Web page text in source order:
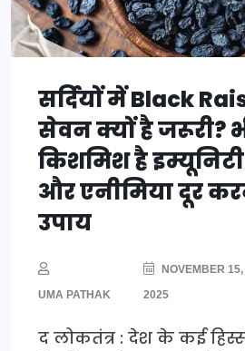
सर्दियों में Black
सेवन क्यों है जरूरी?
किशमिश है
और एनीमिया दूर
उपाय
UMA PATHAK
NOVEMBER 15,
2025
द लोकतंत्र : देश के कई